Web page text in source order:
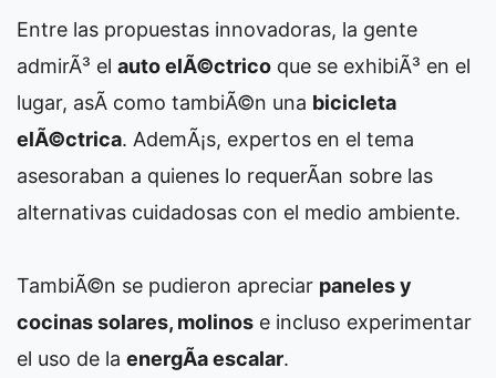
Entre las propuestas innovadoras, la gente
admirÃ³ el auto elÃ©ctrico que se exhibiÃ³ en el
lugar, asÃ­ como tambiÃ©n una bicicleta
elÃ©ctrica. AdemÃ¡s, expertos en el tema
asesoraban a quienes lo requerÃ­an sobre las
alternativas cuidadosas con el medio ambiente.
TambiÃ©n se pudieron apreciar paneles y
cocinas solares, molinos e incluso experimentar
el uso de la energÃ­a escalar.